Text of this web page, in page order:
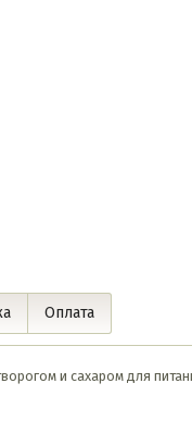
Оплата
и сахаром для